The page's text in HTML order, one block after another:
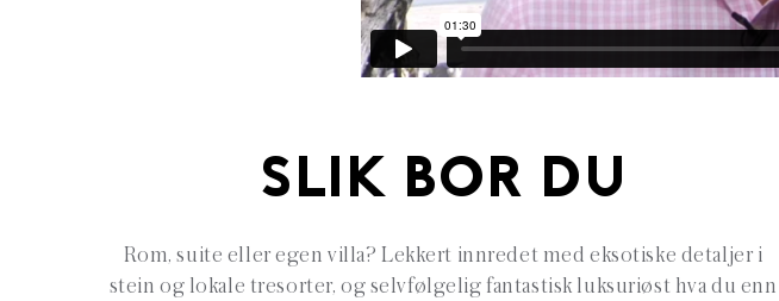
SLIK BOR DU
Rom, suite eller egen villa? Lekkert innredet med eksotiske detaljer i
stein og lokale tresorter, og selvfølgelig fantastisk luksuriøst hva du enn